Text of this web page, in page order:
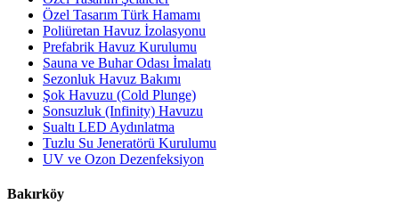
Özel Tasarım Türk Hamamı
Poliüretan Havuz İzolasyonu
Prefabrik Havuz Kurulumu
Sauna ve Buhar Odası İmalatı
Sezonluk Havuz Bakımı
Şok Havuzu (Cold Plunge)
Sonsuzluk (Infinity) Havuzu
Sualtı LED Aydınlatma
Tuzlu Su Jeneratörü Kurulumu
UV ve Ozon Dezenfeksiyon
Bakırköy